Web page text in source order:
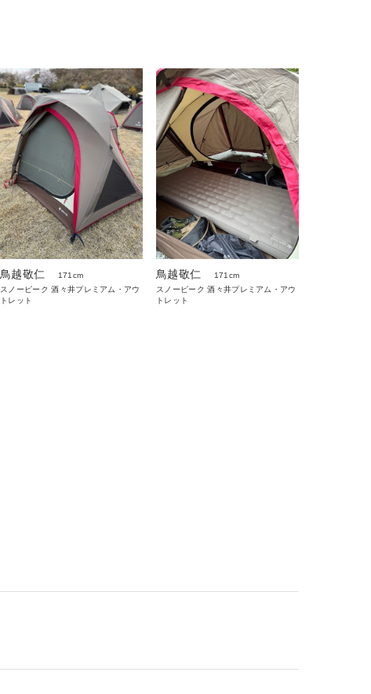
鳥越敬仁
171cm
スノーピーク 酒々井プレミアム・アウ
トレット
鳥越敬仁
171cm
スノーピーク 酒々井プレミアム・アウ
トレット